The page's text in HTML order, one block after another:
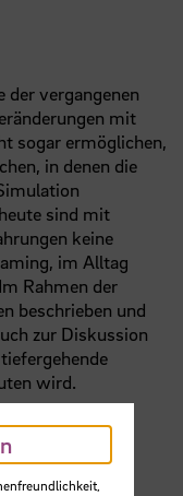
vergangenen
mit
sogar ermöglichen,
in denen die
sind mit
keine
im Alltag
Rahmen der
beschrieben und
zur Diskussion
wird.